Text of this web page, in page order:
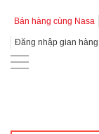
Bán hàng cùng Nasa
Đăng nhập gian hàng